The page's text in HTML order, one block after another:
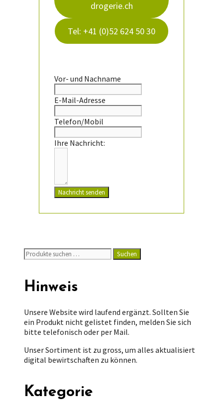
drogerie.ch
Tel: +41 (0)52 624 50 30
Vor- und Nachname
E-Mail-Adresse
Telefon/Mobil
Ihre Nachricht:
Nachricht senden
Suchen
nach:
Suchen
Hinweis
Unsere Website wird laufend ergänzt. Sollten Sie
ein Produkt nicht gelistet finden, melden Sie sich
bitte telefonisch oder per Mail.
Unser Sortiment ist zu gross, um alles aktualisiert
digital bewirtschaften zu können.
Kategorie